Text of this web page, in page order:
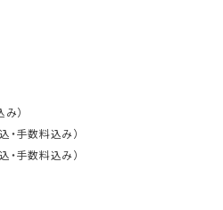
）
手数料込み）
手数料込み）